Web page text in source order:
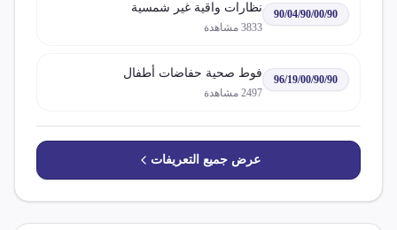
90/04/90/00/90 نظارات واقية غير شمسية
3833 مشاهدة
96/19/00/90/90 فوط صحية حفاضات أطفال
2497 مشاهدة
عرض جميع التعريفات